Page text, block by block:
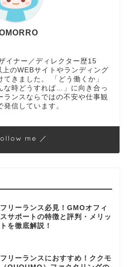
イナー／ディレクター歴15
のWEBサイトやランディング
きました。 「どう働くか」
な時どうすれば…」に向き合っ
ランスならではの不安や仕事観
信しています。
me ／
フリーランス必見！GMOオフィ
スサポートの特徴と評判・メリッ
トを徹底解説！
フリーランスにおすすめ！ククモ